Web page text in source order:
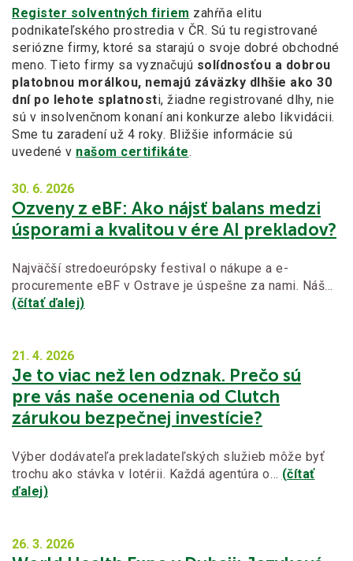
Register solventných firiem zahŕňa elitu
podnikateľského prostredia v ČR. Sú tu registrované
seriózne firmy, ktoré sa starajú o svoje dobré obchodné
meno. Tieto firmy sa vyznačujú solídnosťou a dobrou
platobnou morálkou, nemajú záväzky dlhšie ako 30
dní po lehote splatnosti, žiadne registrované dlhy, nie
sú v insolvenčnom konaní ani konkurze alebo likvidácii.
Sme tu zaradení už 4 roky. Bližšie informácie sú
uvedené v našom certifikáte.
30. 6. 2026
Ozveny z eBF: Ako nájsť balans medzi
úsporami a kvalitou v ére AI prekladov?
Najväčší stredoeurópsky festival o nákupe a e-
procuremente eBF v Ostrave je úspešne za nami. Náš…
(čítať ďalej)
21. 4. 2026
Je to viac než len odznak. Prečo sú
pre vás naše ocenenia od Clutch
zárukou bezpečnej investície?
Výber dodávateľa prekladateľských služieb môže byť
trochu ako stávka v lotérii. Každá agentúra o… (čítať
ďalej)
26. 3. 2026